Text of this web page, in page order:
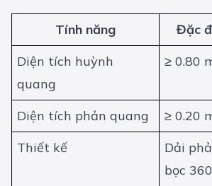
Tính năng
Đặc
Diện tích huỳnh
quang
≥ 0.80
Diện tích phản quang
≥ 0.20
Thiết kế
Dải
bọc